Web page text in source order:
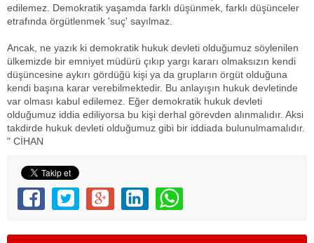
edilemez. Demokratik yaşamda farklı düşünmek, farklı düşünceler
etrafında örgütlenmek 'suç' sayılmaz.
Ancak, ne yazık ki demokratik hukuk devleti olduğumuz söylenilen
ülkemizde bir emniyet müdürü çıkıp yargı kararı olmaksızın kendi
düşüncesine aykırı gördüğü kişi ya da grupların örgüt olduğuna
kendi başına karar verebilmektedir. Bu anlayışın hukuk devletinde
var olması kabul edilemez. Eğer demokratik hukuk devleti
olduğumuz iddia ediliyorsa bu kişi derhal görevden alınmalıdır. Aksi
takdirde hukuk devleti olduğumuz gibi bir iddiada bulunulmamalıdır.
" CİHAN